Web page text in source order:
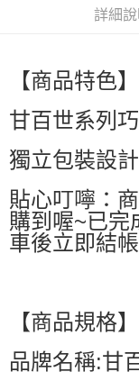
每筆NT$60，滿
每筆NT$60，滿
萊爾富取貨付款
付款後萊爾富取貨
每筆NT$60，滿
付款後7-11取貨
每筆NT$60，滿
詳細說
【商品特色】
甘百世系列
獨立包裝設
貼心叮嚀：
購到喔~已完
車後立即結
【商品規格】
品牌名稱:甘